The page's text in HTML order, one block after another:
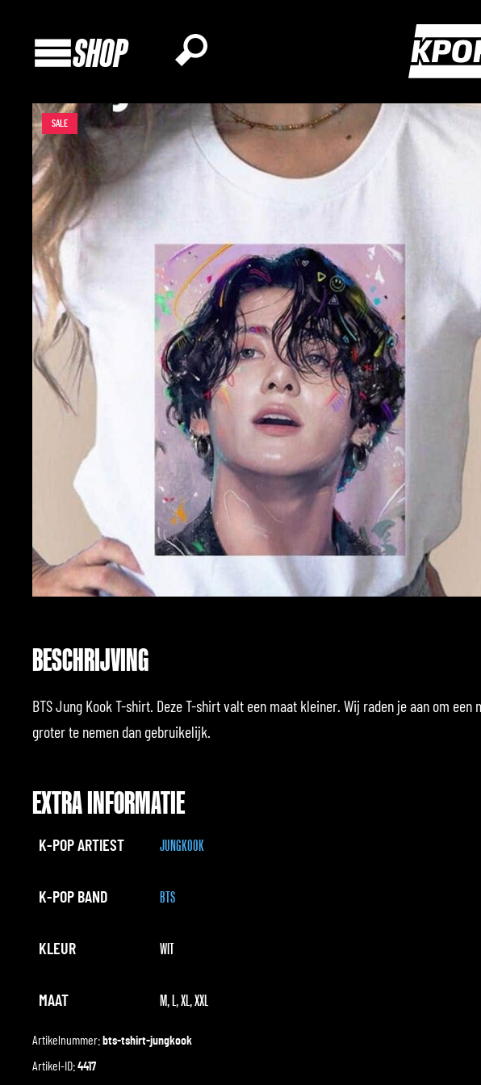
SHOP
SALE
BESCHRIJVING
BTS Jung Kook T-shirt. Deze T-shirt valt een maat kleiner. Wij raden je aan om een
groter te nemen dan gebruikelijk.
EXTRA INFORMATIE
K-POP ARTIEST JUNGKOOK
K-POP BAND BTS
KLEUR WIT
MAAT M, L, XL, XXL
Artikelnummer: bts-tshirt-jungkook
Artikel-ID:4417